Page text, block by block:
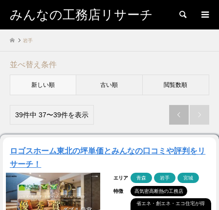
みんなの工務店リサーチ 検索
岩手
並べ替え条件
新しい順 古い順 閲覧数順
39件中 37〜39件を表示  
ロゴスホーム東北の坪単価とみんなの口コミや評判をリ
サーチ！
エリア 青森 岩手 宮城
特徴 高気密高断熱の工務店
省エネ・創エネ・エコ住宅が得